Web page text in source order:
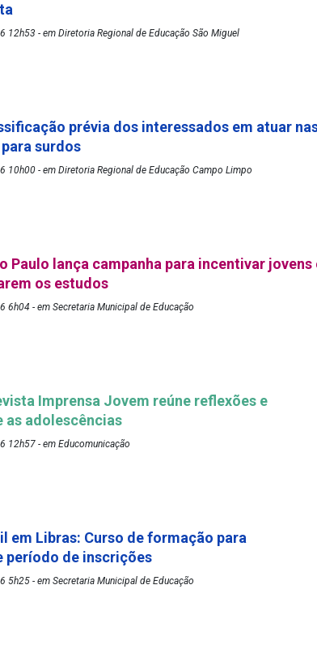
- em Diretoria Regional de Educação São Miguel
prévia dos interessados em atuar
surdos
- em Diretoria Regional de Educação Campo Limpo
Paulo lança campanha para incentivar jovens
os estudos
- em Secretaria Municipal de Educação
Imprensa Jovem reúne reflexões e
as adolescências
12h57 - em Educomunicação
em Libras: Curso de formação para
período de inscrições
- em Secretaria Municipal de Educação